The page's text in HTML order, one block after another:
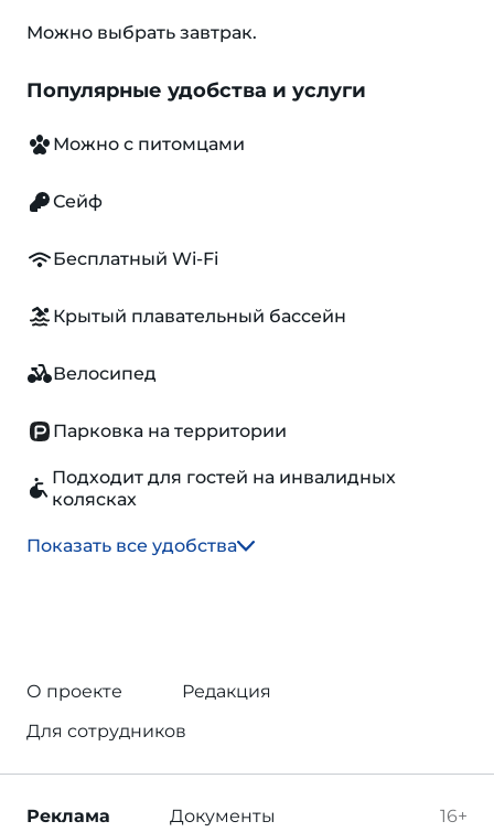
Можно выбрать завтрак.
Популярные удобства и услуги
Можно с питомцами
Сейф
Бесплатный Wi-Fi
Крытый плавательный бассейн
Велосипед
Парковка на территории
Подходит для гостей на инвалидных
колясках
Показать все удобства
О проекте
Редакция
Для сотрудников
16+
Реклама Документы